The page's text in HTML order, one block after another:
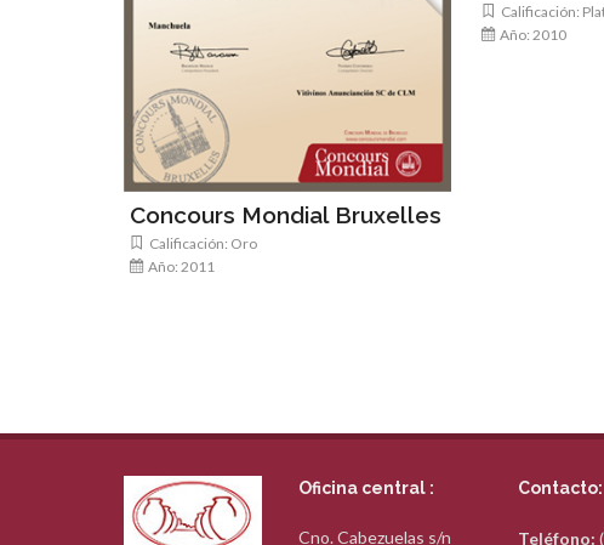
Concours Mondial Bruxelles
Calificación: Oro
Año: 2011
Calificación:
Año: 2010
Oficina central :
Cno. Cabezuelas s/n
Contacto:
Teléfono: